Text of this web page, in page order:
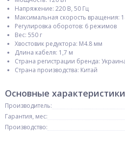
Напряжение: 220 В, 50 Гц
Максимальная скорость вращения:
Регулировка оборотов: 6 режимов
Вес: 550 г
Хвостовик редуктора: М4.8 мм
Длина кабеля: 1,7 м
Страна регистрации бренда:
Страна производства: Китай
Основные характеристики
Производитель:
Гарантия, мес:
Производство: